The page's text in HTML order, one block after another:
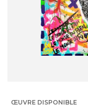
ŒUVRE DISPONIBLE